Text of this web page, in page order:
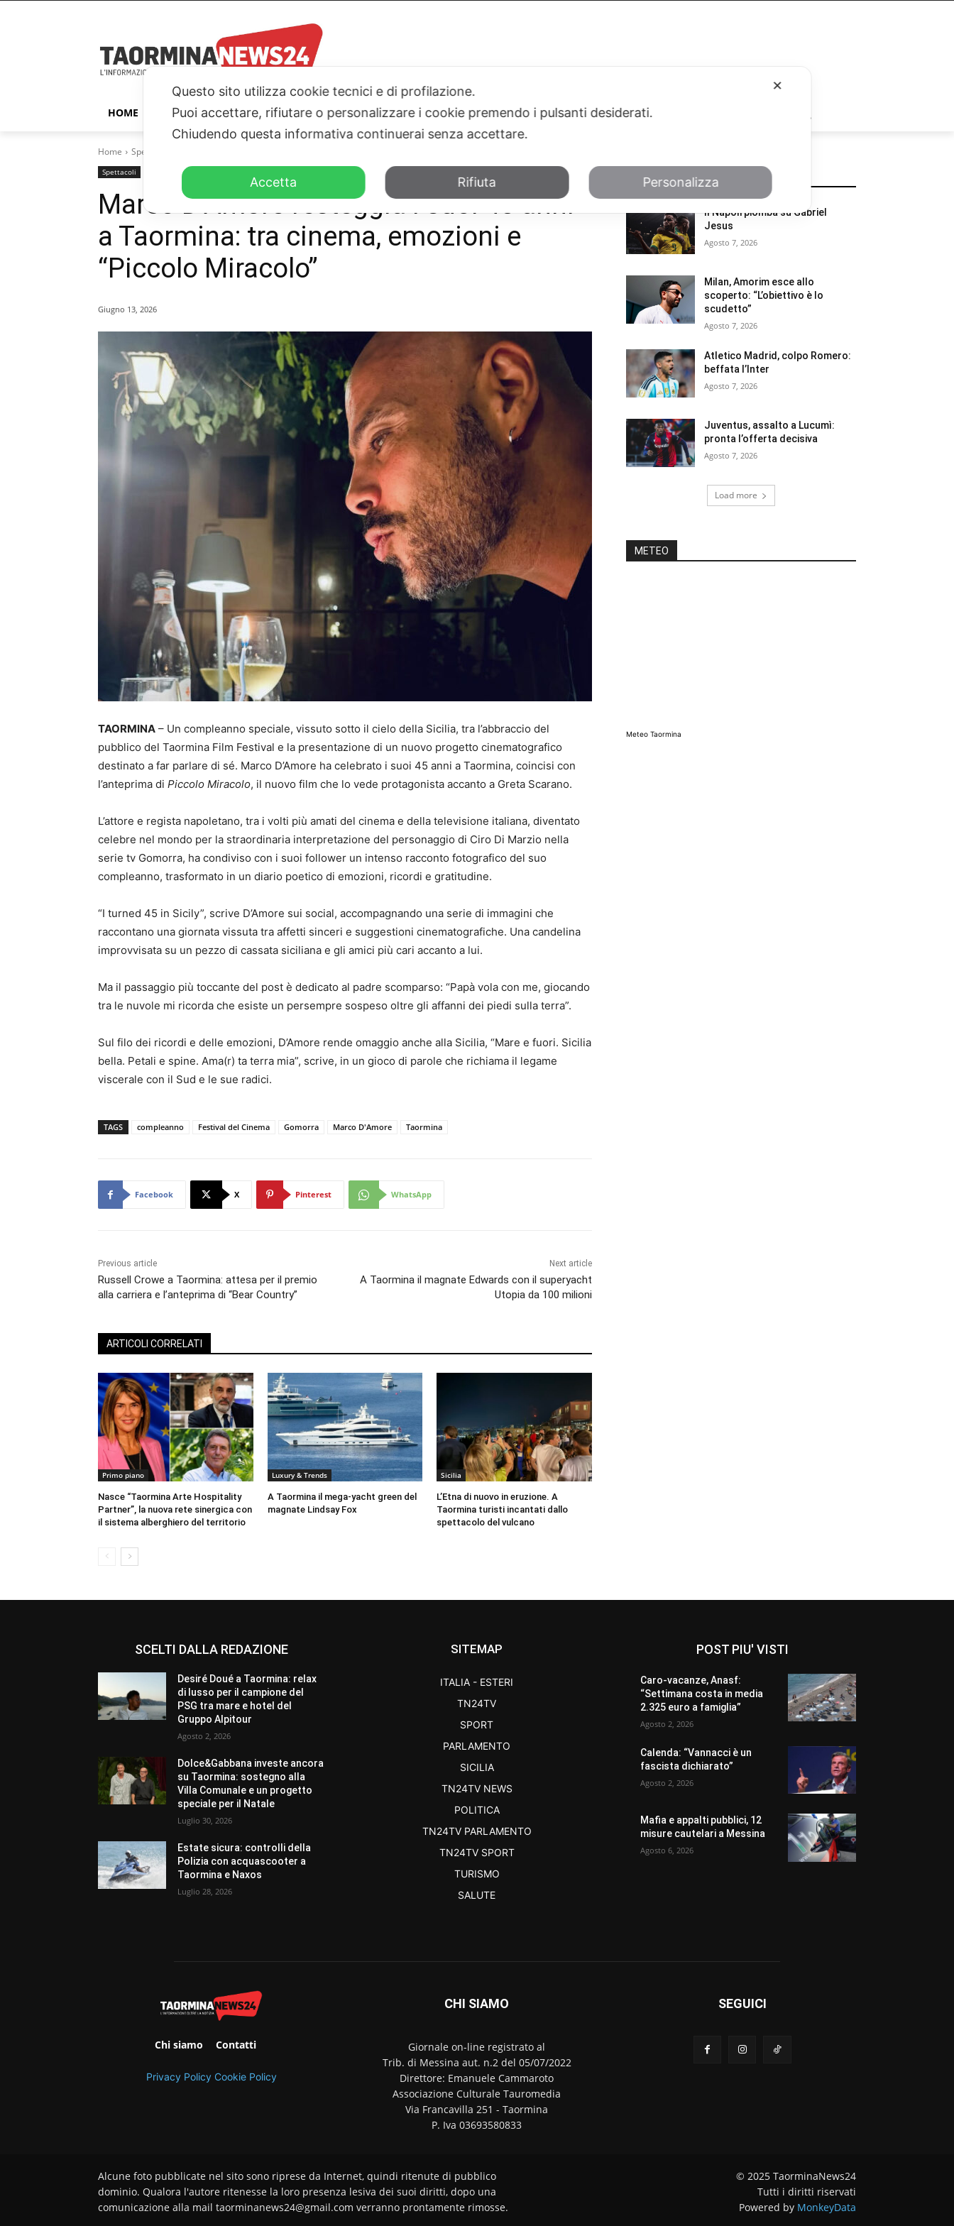
HOME TAORMINA ITALIA – ESTERI PARLAMENTO SICILIA SALUTE SPORT TN24TV
Home Spettacoli
Spettacoli Primo piano
Marco D’Amore festeggia i suoi 45 anni
a Taormina: tra cinema, emozioni e
“Piccolo Miracolo”
Giugno 13, 2026
TAORMINA – Un compleanno speciale, vissuto sotto il cielo della Sicilia, tra l’abbraccio del
pubblico del Taormina Film Festival e la presentazione di un nuovo progetto cinematografico
destinato a far parlare di sé. Marco D’Amore ha celebrato i suoi 45 anni a Taormina, coincisi con
l’anteprima di Piccolo Miracolo, il nuovo film che lo vede protagonista accanto a Greta Scarano.
L’attore e regista napoletano, tra i volti più amati del cinema e della televisione italiana, diventato
celebre nel mondo per la straordinaria interpretazione del personaggio di Ciro Di Marzio nella
serie tv Gomorra, ha condiviso con i suoi follower un intenso racconto fotografico del suo
compleanno, trasformato in un diario poetico di emozioni, ricordi e gratitudine.
“I turned 45 in Sicily”, scrive D’Amore sui social, accompagnando una serie di immagini che
raccontano una giornata vissuta tra affetti sinceri e suggestioni cinematografiche. Una candelina
improvvisata su un pezzo di cassata siciliana e gli amici più cari accanto a lui.
Ma il passaggio più toccante del post è dedicato al padre scomparso: “Papà vola con me, giocando
tra le nuvole mi ricorda che esiste un persempre sospeso oltre gli affanni dei piedi sulla terra”.
Sul filo dei ricordi e delle emozioni, D’Amore rende omaggio anche alla Sicilia, “Mare e fuori. Sicilia
bella. Petali e spine. Ama(r) ta terra mia”, scrive, in un gioco di parole che richiama il legame
viscerale con il Sud e le sue radici.
TAGS compleanno Festival del Cinema Gomorra Marco D'Amore Taormina
Facebook X Pinterest WhatsApp
Previous article
Russell Crowe a Taormina: attesa per il premio
alla carriera e l’anteprima di “Bear Country”
Next article
A Taormina il magnate Edwards con il superyacht
Utopia da 100 milioni
ARTICOLI CORRELATI
Primo piano
Nasce “Taormina Arte Hospitality
Partner”, la nuova rete sinergica con
il sistema alberghiero del territorio
Luxury & Trends
A Taormina il mega-yacht green del
magnate Lindsay Fox
Sicilia
L’Etna di nuovo in eruzione. A
Taormina turisti incantati dallo
spettacolo del vulcano
POTREBBE INTERESSARTI
Il Napoli piomba su Gabriel
Jesus
Agosto 7, 2026
Milan, Amorim esce allo
scoperto: “L’obiettivo è lo
scudetto”
Agosto 7, 2026
Atletico Madrid, colpo Romero:
beffata l’Inter
Agosto 7, 2026
Juventus, assalto a Lucumì:
pronta l’offerta decisiva
Agosto 7, 2026
Load more
METEO
Meteo Taormina
SCELTI DALLA REDAZIONE
Desiré Doué a Taormina: relax
di lusso per il campione del
PSG tra mare e hotel del
Gruppo Alpitour
Agosto 2, 2026
Dolce&Gabbana investe ancora
su Taormina: sostegno alla
Villa Comunale e un progetto
speciale per il Natale
Luglio 30, 2026
Estate sicura: controlli della
Polizia con acquascooter a
Taormina e Naxos
Luglio 28, 2026
SITEMAP
ITALIA - ESTERI
TN24TV
SPORT
PARLAMENTO
SICILIA
TN24TV NEWS
POLITICA
TN24TV PARLAMENTO
TN24TV SPORT
TURISMO
SALUTE
POST PIU' VISTI
Caro-vacanze, Anasf:
“Settimana costa in media
2.325 euro a famiglia”
Agosto 2, 2026
Calenda: “Vannacci è un
fascista dichiarato”
Agosto 2, 2026
Mafia e appalti pubblici, 12
misure cautelari a Messina
Agosto 6, 2026
Chi siamo Contatti
Privacy Policy Cookie Policy
CHI SIAMO
Giornale on-line registrato al
Trib. di Messina aut. n.2 del 05/07/2022
Direttore: Emanuele Cammaroto
Associazione Culturale Tauromedia
Via Francavilla 251 - Taormina
P. Iva 03693580833
SEGUICI
Alcune foto pubblicate nel sito sono riprese da Internet, quindi ritenute di pubblico
dominio. Qualora l'autore ritenesse la loro presenza lesiva dei suoi diritti, dopo una
comunicazione alla mail taorminanews24@gmail.com verranno prontamente rimosse.
© 2025 TaorminaNews24
Tutti i diritti riservati
Powered by MonkeyData
✕
Questo sito utilizza cookie tecnici e di profilazione.
Puoi accettare, rifiutare o personalizzare i cookie premendo i pulsanti desiderati.
Chiudendo questa informativa continuerai senza accettare.
Accetta Rifiuta Personalizza